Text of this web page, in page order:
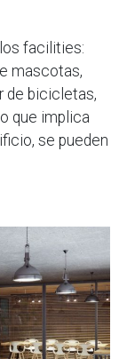
facilities:
mascotas,
de bicicletas,
que implica
se pueden